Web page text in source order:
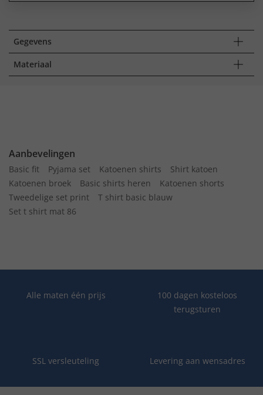
Gegevens
Materiaal
Aanbevelingen
Basic fit Pyjama set Katoenen shirts
Shirt katoen
Katoenen broek
Basic shirts heren
Katoenen shorts
Tweedelige set print
T shirt basic blauw
Set t shirt mat 86
Alle maten één prijs
100 dagen kosteloos
terugsturen
SSL versleuteling Levering aan wensadres